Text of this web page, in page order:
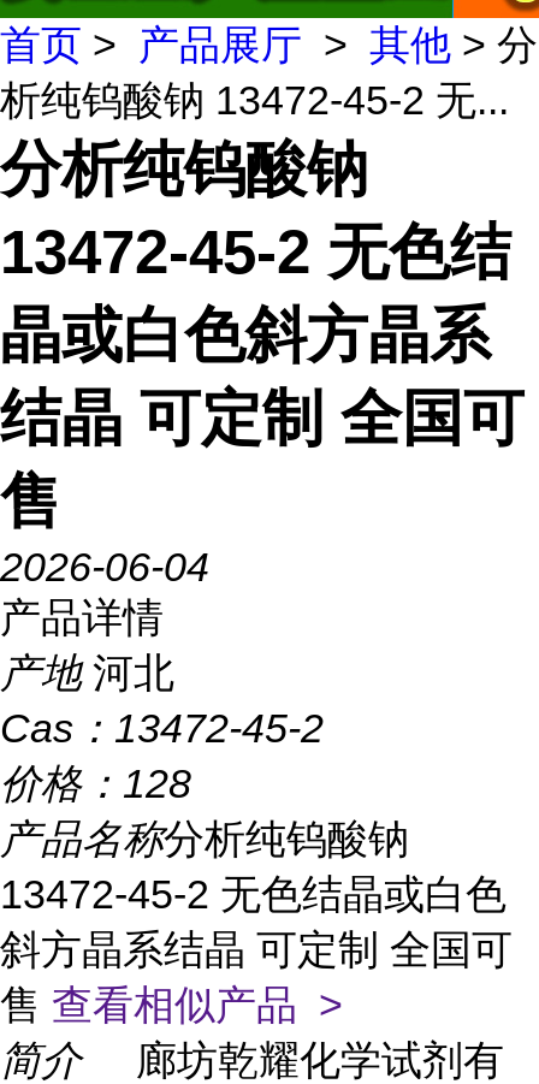
首页 > 产品展厅 > 其他 > 分
析纯钨酸钠 13472-45-2 无...
分析纯钨酸钠
13472-45-2 无色结
晶或白色斜方晶系
结晶 可定制 全国可
售
2026-06-04
产品详情
产地 河北
Cas： 13472-45-2
价格： 128
产品名称分析纯钨酸钠
13472-45-2 无色结晶或白色
斜方晶系结晶 可定制 全国可
售 查看相似产品 >
简介
廊坊乾耀化学试剂有